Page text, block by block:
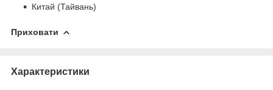
Китай (Тайвань)
Приховати
Характеристики